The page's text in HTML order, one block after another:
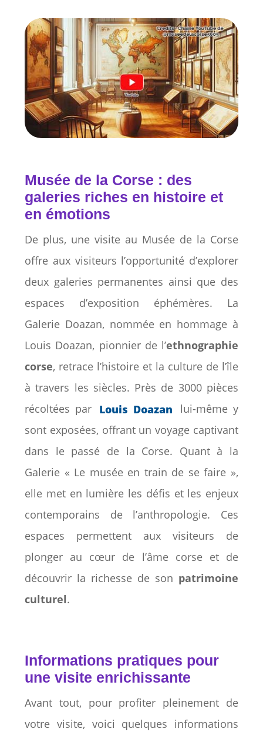
Musée de la Corse : des
galeries riches en histoire et
en émotions
De plus, une visite au Musée de la Corse
offre aux visiteurs l’opportunité d’explorer
deux galeries permanentes ainsi que des
espaces d’exposition éphémères. La
Galerie Doazan, nommée en hommage à
Louis Doazan, pionnier de l’ethnographie
corse, retrace l’histoire et la culture de l’île
à travers les siècles. Près de 3000 pièces
récoltées par Louis Doazan
lui-même y
sont exposées, offrant un voyage captivant
dans le passé de la Corse. Quant à la
Galerie « Le musée en train de se faire »,
elle met en lumière les défis et les enjeux
contemporains de l’anthropologie. Ces
espaces permettent aux visiteurs de
plonger au cœur de l’âme corse et de
découvrir la richesse de son patrimoine
culturel.
Informations pratiques pour
une visite enrichissante
Avant tout, pour profiter pleinement de
votre visite, voici quelques informations